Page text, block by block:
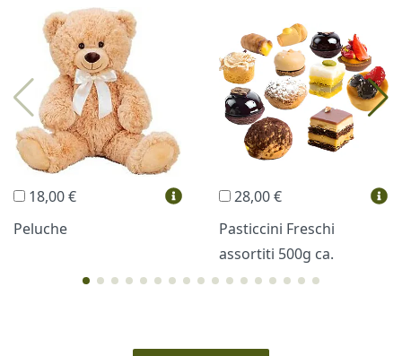
I più scelti
Profumi Collane Lussoni®
Trudi® THUN®
Regali Personalizzati
18,00 €
Peluche
28,00 €
Pasticcini Freschi
assortiti 500g ca.